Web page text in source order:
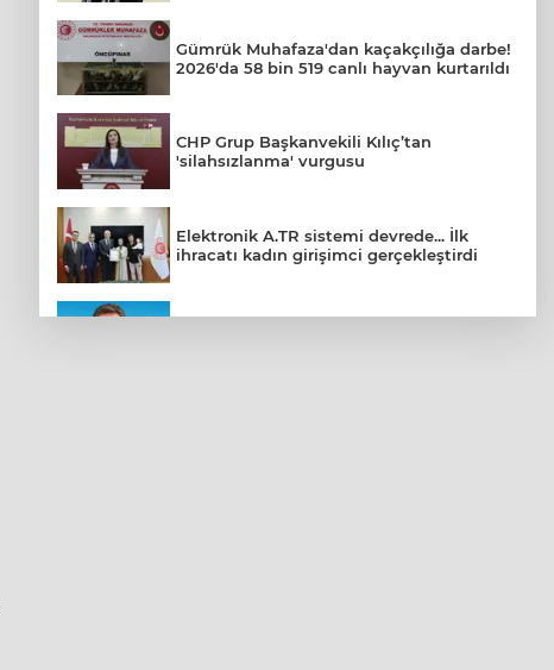
Gümrük Muhafaza'dan kaçakçılığa darbe!
2026'da 58 bin 519 canlı hayvan kurtarıldı
CHP Grup Başkanvekili Kılıç’tan
'silahsızlanma' vurgusu
Elektronik A.TR sistemi devrede... İlk
ihracatı kadın girişimci gerçekleştirdi